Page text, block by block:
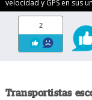
velocidad y GPS en sus
2
Transportistas